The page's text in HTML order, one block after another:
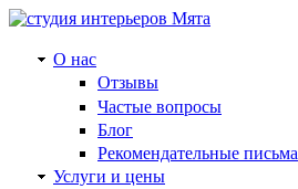
О нас
Отзывы
Частые вопросы
Блог
Рекомендательные письма
Услуги и цены